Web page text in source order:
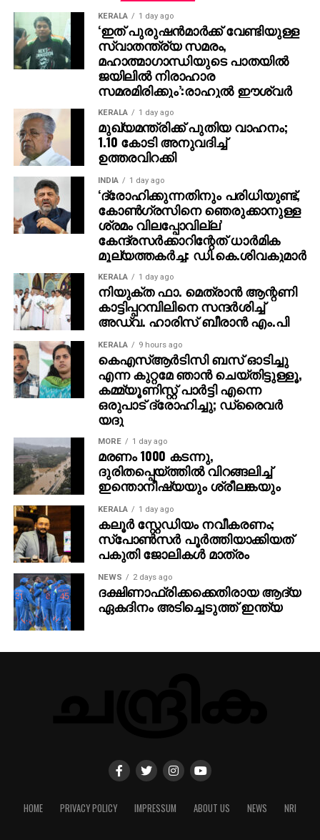
KERALA 1 day ago
‘ഇത് പുരുഷന്‍മാര്‍ക്ക് വേണ്ടിയുള്ള
സ്വാതന്ത്ര്യ സമരം,
മഹാത്മാഗാന്ധിയുടെ പാതയില്‍
ജയിലില്‍ നിരാഹാര
സമരമിരിക്കും’:രാഹുല്‍ ഈശ്വര്‍
KERALA 1 day ago
മുഖ്യമന്ത്രിക്ക് പുതിയ വാഹനം;
1.10 കോടി അനുവദിച്ച്
ഉത്തരവിറക്കി
INDIA 1 day ago
‘ദ്രോഹിക്കുന്നതിനും പരിധിയുണ്ട്,
കോണ്‍ഗ്രസിനെ ഞെരുക്കാനുള്ള
ശ്രമം വിലപ്പോവില്ല’
കേന്ദ്രസര്‍ക്കാറിന്റേത് ധാര്‍മിക
മൂല്യത്തകര്‍ച്ച: ഡി.കെ.ശിവകുമാര്‍
KERALA 1 day ago
നിയുക്ത ഫാ. മെത്രാന്‍ ആന്റണി
കാട്ടിപ്പറമ്പിലിനെ സന്ദര്‍ശിച്ച്
അഡ്വ. ഹാരിസ് ബീരാന്‍ എം.പി
KERALA 9 hours ago
കെഎസ്ആര്‍ടിസി ബസ് ഓടിച്ചു
എന്ന കുറ്റമേ ഞാന്‍ ചെയ്തിട്ടുള്ളൂ,
കമ്മ്യൂണിസ്റ്റ് പാര്‍ട്ടി എന്നെ
ഒരുപാട് ദ്രോഹിച്ചു; ഡ്രൈവര്‍
യദു
MORE 1 day ago
മരണം 1000 കടന്നു,
ദുരിതപ്പെയ്ത്തിൽ വിറങ്ങലിച്ച്
ഇന്തൊനീഷ്യയും ശ്രീലങ്കയും
KERALA 1 day ago
കലൂർ സ്റ്റേഡിയം നവീകരണം;
സ്പോൺസർ പൂർത്തിയാക്കിയത്
പകുതി ജോലികൾ മാത്രം
NEWS 2 days ago
ദക്ഷിണാഫ്രിക്കക്കെതിരായ ആദ്യ
ഏകദിനം അടിച്ചെടുത്ത് ഇന്ത്യ
HOME PRIVACY POLICY IMPRESSUM ABOUT US NEWS NRI